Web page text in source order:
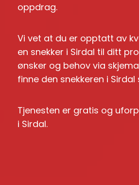
oppdrag.
Vi vet at du er opptatt av
en snekker i Sirdal til ditt
ønsker og behov via
finne den snekkeren i
Tjenesten er gratis og
i Sirdal.